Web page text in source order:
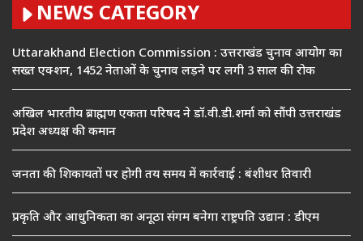
NEWS CATEGORY
Uttarakhand Election Commission : उत्तराखंड चुनाव आयोग का
सख्त एक्शन, 1452 नेताओं के चुनाव लड़ने पर लगी 3 साल की रोक
अखिल भारतीय ब्राह्मण एकता परिषद ने डॉ.वी.डी.शर्मा को सौंपी उत्तराखंड
प्रदेश अध्यक्ष की कमान
जनता की शिकायतों पर होगी तय समय में कार्रवाई : बंशीधर तिवारी
प्रकृति और आधुनिकता का अनूठा संगम बनेगा राष्ट्रपति उद्यान : डीएम